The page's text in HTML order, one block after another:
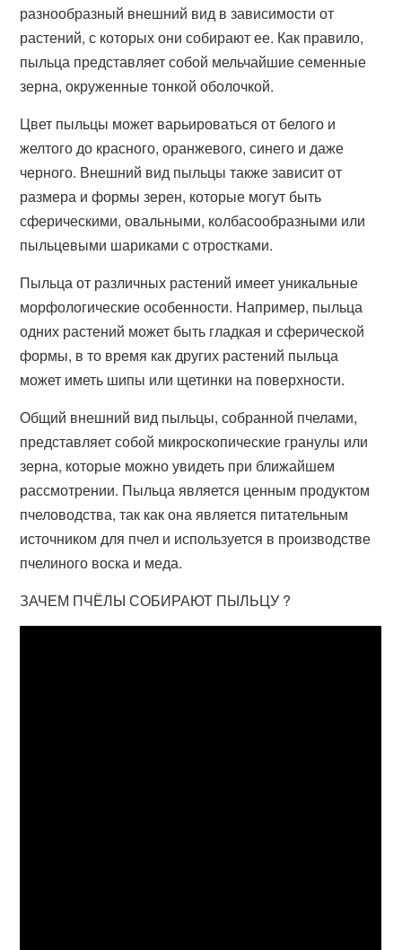
разнообразный внешний вид в зависимости от
растений, с которых они собирают ее. Как правило,
пыльца представляет собой мельчайшие семенные
зерна, окруженные тонкой оболочкой.
Цвет пыльцы может варьироваться от белого и
желтого до красного, оранжевого, синего и даже
черного. Внешний вид пыльцы также зависит от
размера и формы зерен, которые могут быть
сферическими, овальными, колбасообразными или
пыльцевыми шариками с отростками.
Пыльца от различных растений имеет уникальные
морфологические особенности. Например, пыльца
одних растений может быть гладкая и сферической
формы, в то время как других растений пыльца
может иметь шипы или щетинки на поверхности.
Общий внешний вид пыльцы, собранной пчелами,
представляет собой микроскопические гранулы или
зерна, которые можно увидеть при ближайшем
рассмотрении. Пыльца является ценным продуктом
пчеловодства, так как она является питательным
источником для пчел и используется в производстве
пчелиного воска и меда.
ЗАЧЕМ ПЧЁЛЫ СОБИРАЮТ ПЫЛЬЦУ ?